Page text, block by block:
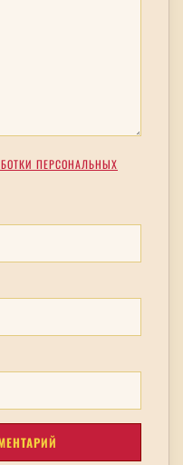
ПЕРСОНАЛЬНЫХ